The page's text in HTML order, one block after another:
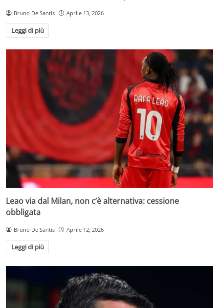
Bruno De Santis Aprile 13, 2026
Leggi di più
Leao via dal Milan, non c’è alternativa: cessione
obbligata
Bruno De Santis Aprile 12, 2026
Leggi di più